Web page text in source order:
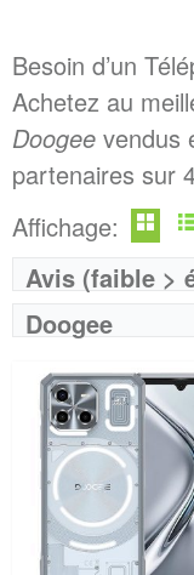
Besoin d’un
Achetez au
Doogee vendus
partenaires sur
Affichage:
Avis (faible >
Doogee